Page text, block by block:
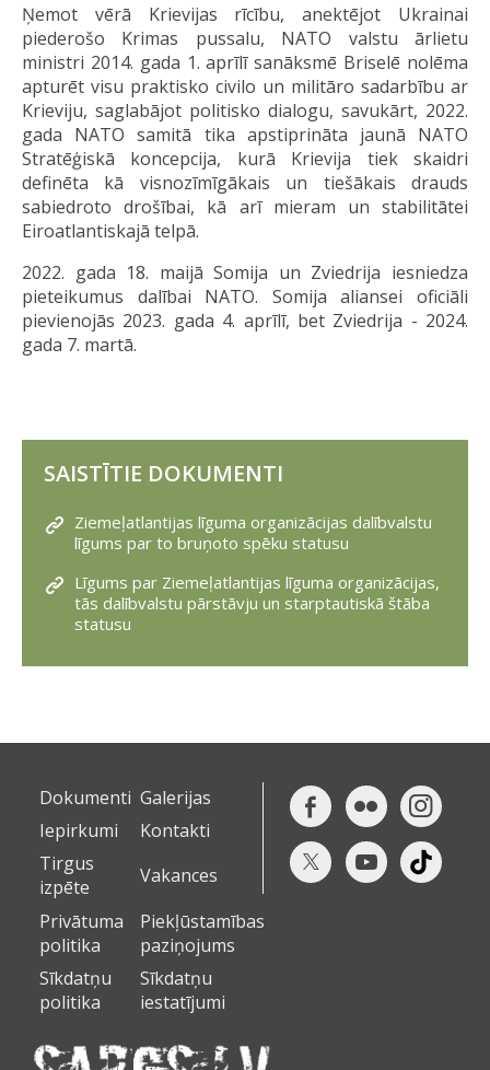
Ņemot vērā Krievijas rīcību, anektējot Ukrainai
piederošo Krimas pussalu, NATO valstu ārlietu
ministri 2014. gada 1. aprīlī sanāksmē Briselē nolēma
apturēt visu praktisko civilo un militāro sadarbību ar
Krieviju, saglabājot politisko dialogu, savukārt, 2022.
gada NATO samitā tika apstiprināta jaunā NATO
Stratēģiskā koncepcija, kurā Krievija tiek skaidri
definēta kā visnozīmīgākais un tiešākais drauds
sabiedroto drošībai, kā arī mieram un stabilitātei
Eiroatlantiskajā telpā.
2022. gada 18. maijā Somija un Zviedrija iesniedza
pieteikumus dalībai NATO. Somija aliansei oficiāli
pievienojās 2023. gada 4. aprīlī, bet Zviedrija - 2024.
gada 7. martā.
SAISTĪTIE DOKUMENTI
Ziemeļatlantijas līguma organizācijas dalībvalstu
līgums par to bruņoto spēku statusu
Līgums par Ziemeļatlantijas līguma organizācijas,
tās dalībvalstu pārstāvju un starptautiskā štāba
statusu
Dokumenti Galerijas
Iepirkumi
Kontakti
Tirgus
izpēte
Vakances
Privātuma
politika
Piekļūstamības
paziņojums
Sīkdatņu
politika
Sīkdatņu
iestatījumi